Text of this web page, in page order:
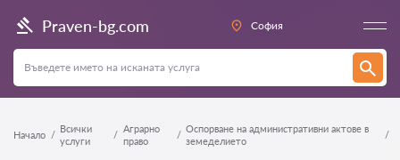
Praven-bg.com София
Начало
Всички
услуги
Аграрно
право
Оспорване на административни актове в
земеделието